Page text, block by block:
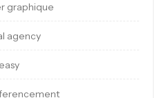
graphique
agency
easy